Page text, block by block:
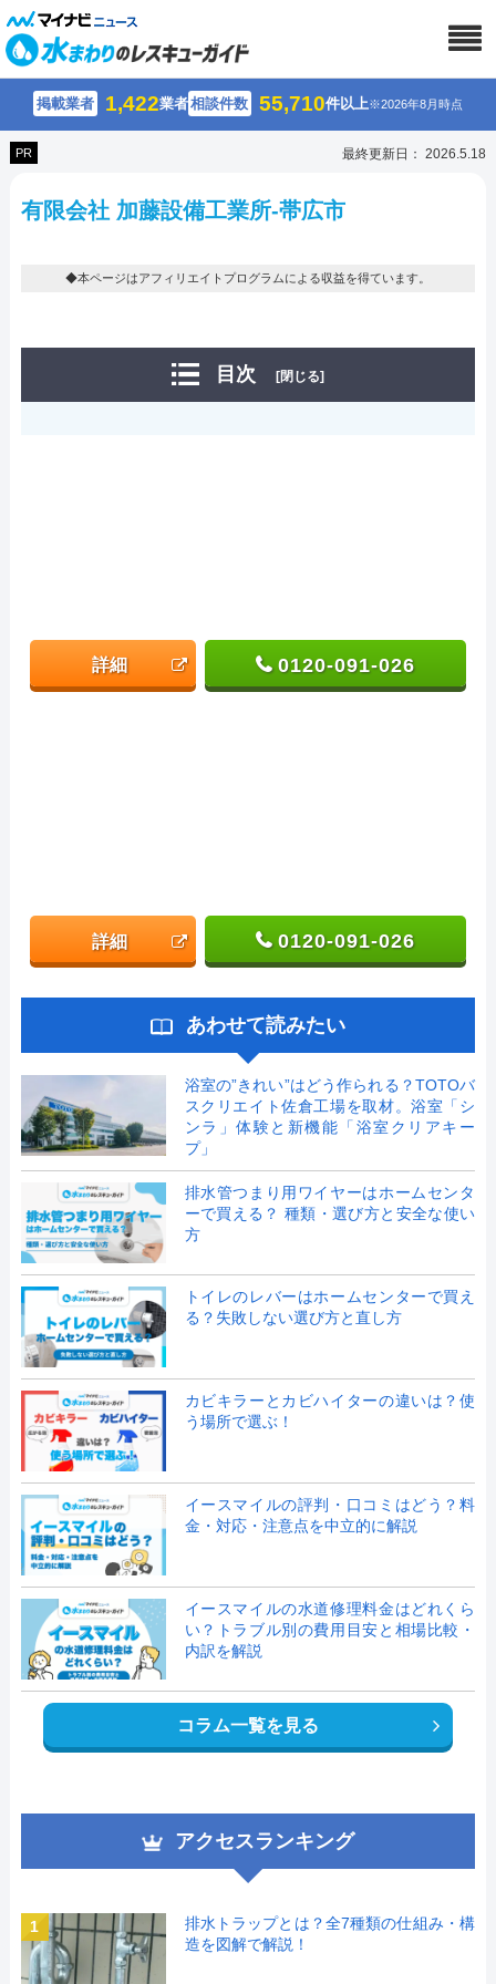
掲載業者 1,422業者相談件数 55,710件以上※2026年8月時点
PR 最終更新日： 2026.5.18
有限会社 加藤設備工業所-帯広市
◆本ページはアフィリエイトプログラムによる収益を得ています。
目次 [閉じる]
詳細 0120-091-026
詳細 0120-091-026
あわせて読みたい
浴室の”きれい”はどう作られる？TOTOバ
スクリエイト佐倉工場を取材。浴室「シ
ンラ」体験と新機能「浴室クリアキー
プ」
排水管つまり用ワイヤーはホームセンタ
ーで買える？ 種類・選び方と安全な使い
方
トイレのレバーはホームセンターで買え
る？失敗しない選び方と直し方
カビキラーとカビハイターの違いは？使
う場所で選ぶ！
イースマイルの評判・口コミはどう？料
金・対応・注意点を中立的に解説
イースマイルの水道修理料金はどれくら
い？トラブル別の費用目安と相場比較・
内訳を解説
コラム一覧を見る
アクセスランキング
1
排水トラップとは？全7種類の仕組み・構
造を図解で解説！